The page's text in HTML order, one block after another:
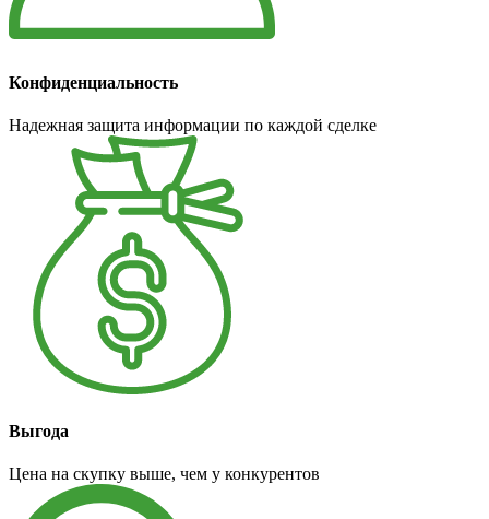
Конфиденциальность
Надежная защита информации по каждой сделке
Выгода
Цена на скупку выше, чем у конкурентов